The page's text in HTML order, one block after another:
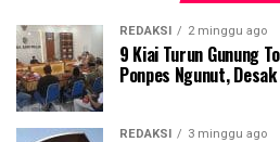
REDAKSI 2 minggu ago
9 Kiai Turun Gunung
Ponpes Ngunut,
REDAKSI 3 minggu ago